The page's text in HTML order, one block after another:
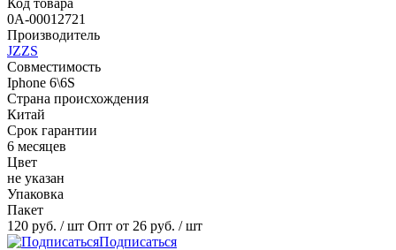
0А-00012721
Производитель
JZZS
Совместимость
Iphone 6\6S
Страна происхождения
Китай
Срок гарантии
6 месяцев
Цвет
не указан
Упаковка
Пакет
120 руб. / шт Опт от 26 руб. / шт
Подписаться